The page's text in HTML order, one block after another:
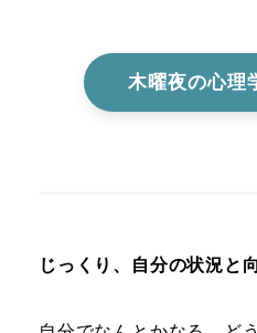
木曜夜の心理
じっくり、自分の状況と